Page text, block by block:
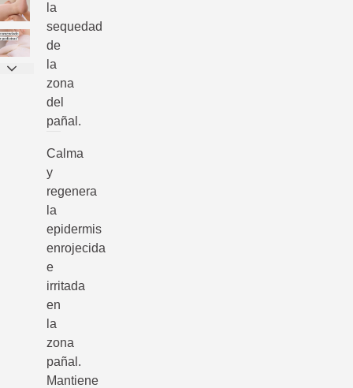
la
sequedad
de
la
zona
del
pañal.
Calma
y
regenera
la
epidermis
enrojecida
e
irritada
en
la
zona
pañal.
Mantiene